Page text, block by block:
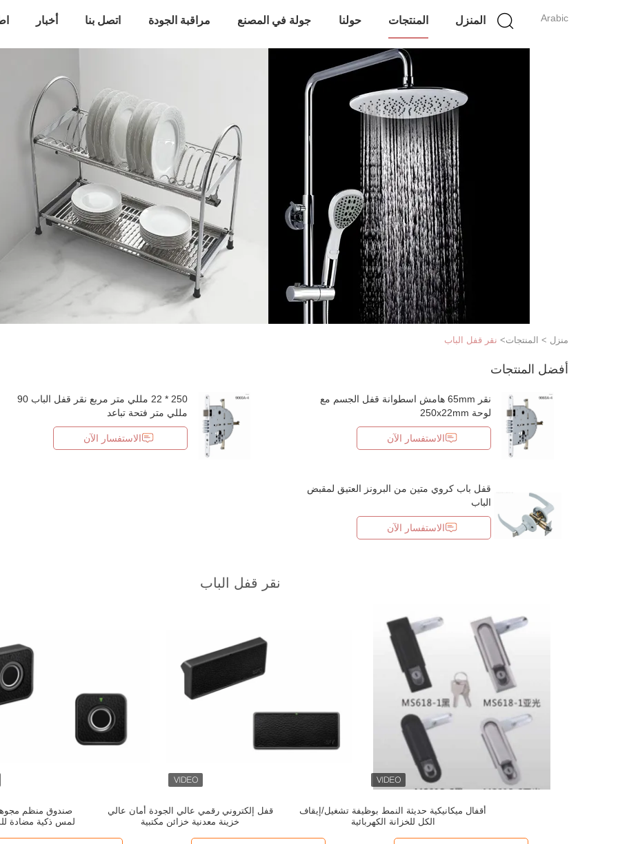
Arabic المنزل المنتجات حولنا جولة في المصنع مراقبة الجودة اتصل بنا أخبار
منزل > المنتجات> نقر قفل الباب
أفضل المنتجات
نقر 65mm هامش اسطوانة قفل الجسم مع
لوحة 250x22mm
الاستفسار الآن
250 * 22 مللي متر مربع نقر قفل الباب 90
مللي متر فتحة تباعد
الاستفسار الآن
قفل باب كروي متين من البرونز العتيق لمقبض
الباب
الاستفسار الآن
نقر قفل الباب
صندوق منظم
لمس ذكية مضادة
قفل إلكتروني رقمي عالي الجودة أمان عالي
خزينة معدنية خزائن مكتبية
أقفال ميكانيكية حديثة النمط بوظيفة تشغيل/إيقاف
الكل للخزانة الكهربائية